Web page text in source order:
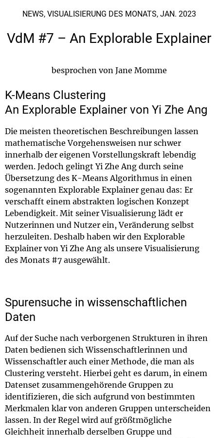
NEWS, VISUALISIERUNG DES MONATS, JAN. 2023
VdM #7 – An Explorable Explainer
besprochen von Jane Momme
K-Means Clustering
An Explorable Explainer von Yi Zhe Ang
Die meisten theoretischen Beschreibungen lassen
mathematische Vorgehensweisen nur schwer
innerhalb der eigenen Vorstellungskraft lebendig
werden. Jedoch gelingt Yi Zhe Ang durch seine
Übersetzung des K-Means Algorithmus in einen
sogenannten Explorable Explainer genau das: Er
verschafft einem abstrakten logischen Konzept
Lebendigkeit. Mit seiner Visualisierung lädt er
Nutzerinnen und Nutzer ein, Veränderung selbst
herzuleiten. Deshalb haben wir den Explorable
Explainer von Yi Zhe Ang als unsere Visualisierung
des Monats #7 ausgewählt.
Spurensuche in wissenschaftlichen
Daten
Auf der Suche nach verborgenen Strukturen in ihren
Daten bedienen sich Wissenschaftlerinnen und
Wissenschaftler auch einer Methode, die man als
Clustering versteht. Hierbei geht es darum, in einem
Datenset zusammengehörende Gruppen zu
identifizieren, die sich aufgrund von bestimmten
Merkmalen klar von anderen Gruppen unterscheiden
lassen. In der Regel wird auf größtmögliche
Gleichheit innerhalb derselben Gruppe und